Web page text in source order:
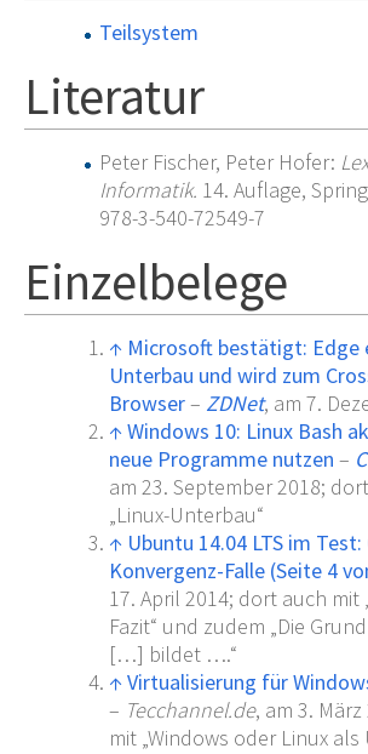
Teilsystem
Literatur
Peter Fischer, Peter Hofer:
Informatik. 14. Auflage,
978-3-540-72549-7
Einzelbelege
↑ Microsoft bestätigt: Edge
Unterbau und wird zum
Browser– ZDNet, am 7.
↑Windows 10: Linux Bash
neue Programme nutzen –
am 23. September 2018;
„Linux-Unterbau“
↑ Ubuntu 14.04 LTS im
Konvergenz-Falle (Seite 4
17. April 2014; dort auch mit
Fazit“ und zudem „Die
[…] bildet ….“
↑Virtualisierung für
– Tecchannel.de, am 3.
mit „Windows oder Linux als